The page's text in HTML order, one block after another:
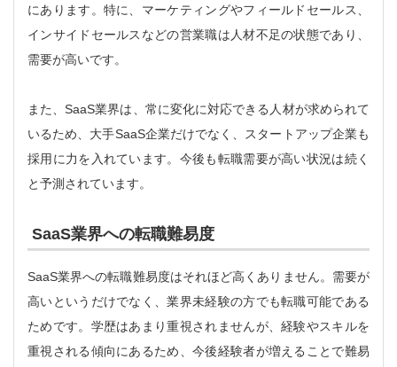
にあります。特に、マーケティングやフィールドセールス、
インサイドセールスなどの営業職は人材不足の状態であり、
需要が高いです。
また、SaaS業界は、常に変化に対応できる人材が求められて
いるため、大手SaaS企業だけでなく、スタートアップ企業も
採用に力を入れています。今後も転職需要が高い状況は続く
と予測されています。
SaaS業界への転職難易度
SaaS業界への転職難易度はそれほど高くありません。需要が
高いというだけでなく、業界未経験の方でも転職可能である
ためです。学歴はあまり重視されませんが、経験やスキルを
重視される傾向にあるため、今後経験者が増えることで難易